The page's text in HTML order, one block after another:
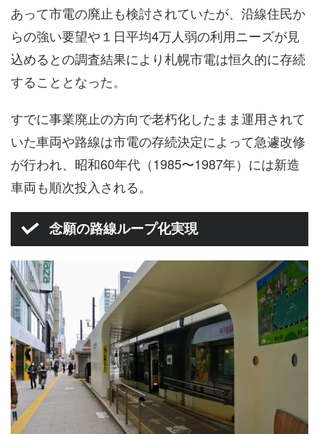
あって市電の廃止も検討されていたが、沿線住民か
らの強い要望や１日平均4万人弱の利用ニーズが見
込めるとの調査結果により札幌市電は恒久的に存続
することとなった。
すでに事業廃止の方向で老朽化したまま運用されて
いた車両や路線は市電の存続決定によって急遽改修
が行われ、昭和60年代（1985〜1987年）には新造
車両も順次投入される。
念願の路線ループ化実現